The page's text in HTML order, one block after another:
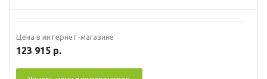
Цена в интернет-магазине
123 915 р.